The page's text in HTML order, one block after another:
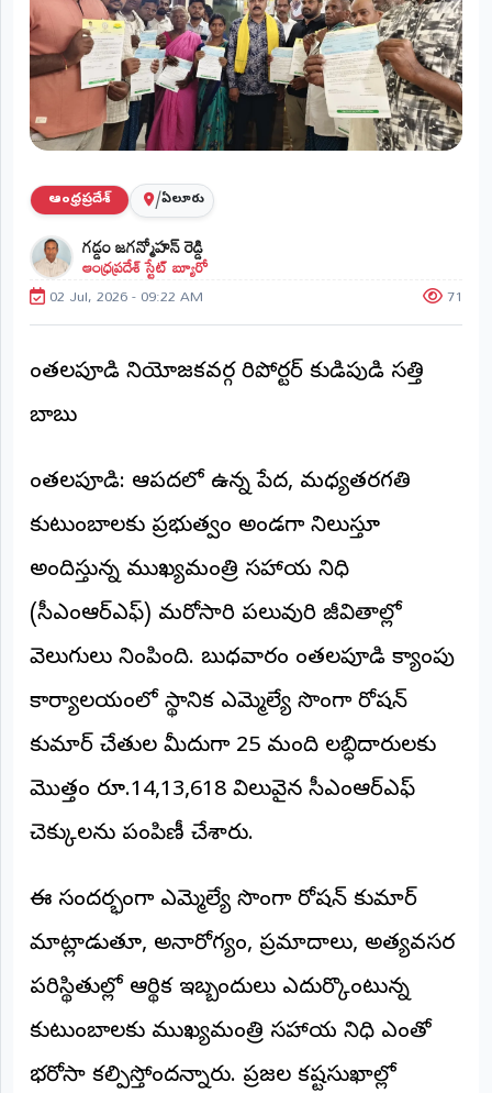
ప్రాంతీయ
వార్తలు
(STATE)
తెలంగాణ
విభాగాలు
(MAIN)
వినోదం
భక్తి
క్రీడలు
జాతీయం
అంతర్జాతీయం
ఆర్టీఐ
డెస్క్
DESK)
మా
చేరండి
లాగిన్
(Login)
2026
NEWS
ఆంధ్రప్రదేశ్ /ఏలూరు
గడ్డం జగన్మోహన్ రెడ్డి
ఆంధ్రప్రదేశ్ స్టేట్ బ్యూరో
02 Jul, 2026 - 09:22 AM 71
చింతలపూడి నియోజకవర్గ రిపోర్టర్ కుడిపుడి సత్తి
బాబు
చింతలపూడి: ఆపదలో ఉన్న పేద, మధ్యతరగతి
కుటుంబాలకు ప్రభుత్వం అండగా నిలుస్తూ
అందిస్తున్న ముఖ్యమంత్రి సహాయ నిధి
(సీఎంఆర్ఎఫ్) మరోసారి పలువురి జీవితాల్లో
వెలుగులు నింపింది. బుధవారం చింతలపూడి క్యాంపు
కార్యాలయంలో స్థానిక ఎమ్మెల్యే సొంగా రోషన్
కుమార్ చేతుల మీదుగా 25 మంది లబ్ధిదారులకు
మొత్తం రూ.14,13,618 విలువైన సీఎంఆర్ఎఫ్
చెక్కులను పంపిణీ చేశారు.
ఈ సందర్భంగా ఎమ్మెల్యే సొంగా రోషన్ కుమార్
మాట్లాడుతూ, అనారోగ్యం, ప్రమాదాలు, అత్యవసర
పరిస్థితుల్లో ఆర్థిక ఇబ్బందులు ఎదుర్కొంటున్న
కుటుంబాలకు ముఖ్యమంత్రి సహాయ నిధి ఎంతో
భరోసా కల్పిస్తోందన్నారు. ప్రజల కష్టసుఖాల్లో